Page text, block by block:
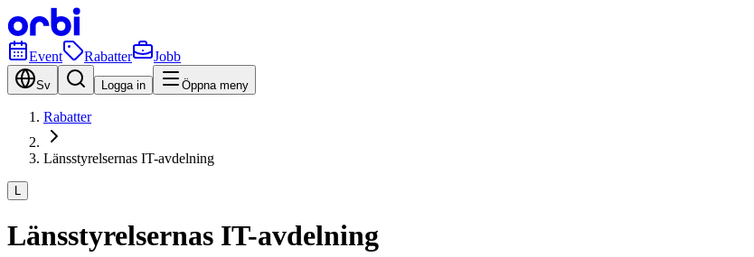
Event Rabatter Jobb
Sv Logga in Öppna meny
Rabatter
Länsstyrelsernas IT-avdelning
L
Länsstyrelsernas IT-avdelning